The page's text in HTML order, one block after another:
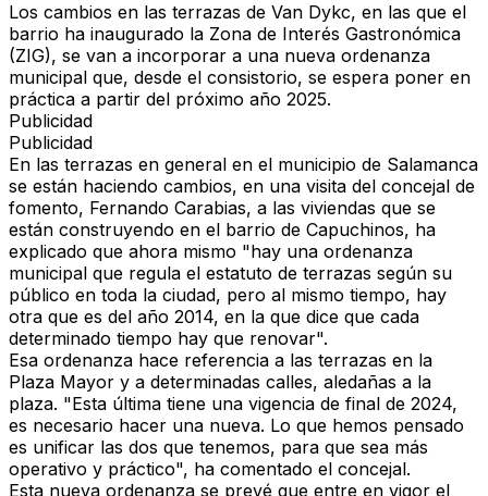
Los cambios en las terrazas de Van Dykc, en las que el
barrio ha inaugurado la Zona de Interés Gastronómica
(ZIG), se van a incorporar a una nueva ordenanza
municipal que, desde el consistorio, se espera poner en
práctica a partir del próximo año 2025.
Publicidad
Publicidad
En las terrazas en general en el municipio de Salamanca
se están haciendo cambios, en una visita del concejal de
fomento, Fernando Carabias, a las viviendas que se
están construyendo en el barrio de Capuchinos, ha
explicado que ahora mismo "hay una ordenanza
municipal que regula el estatuto de terrazas según su
público en toda la ciudad, pero al mismo tiempo, hay
otra que es del año 2014, en la que dice que cada
determinado tiempo hay que renovar".
Esa ordenanza hace referencia a las terrazas en la
Plaza Mayor y a determinadas calles, aledañas a la
plaza. "Esta última tiene una vigencia de final de 2024,
es necesario hacer una nueva. Lo que hemos pensado
es unificar las dos que tenemos, para que sea más
operativo y práctico", ha comentado el concejal.
Esta nueva ordenanza se prevé que entre en vigor el